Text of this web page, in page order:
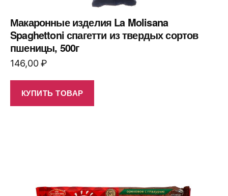
Макаронные изделия La Molisana
Spaghettoni спагетти из твердых сортов
пшеницы, 500г
146,00₽
КУПИТЬ ТОВАР